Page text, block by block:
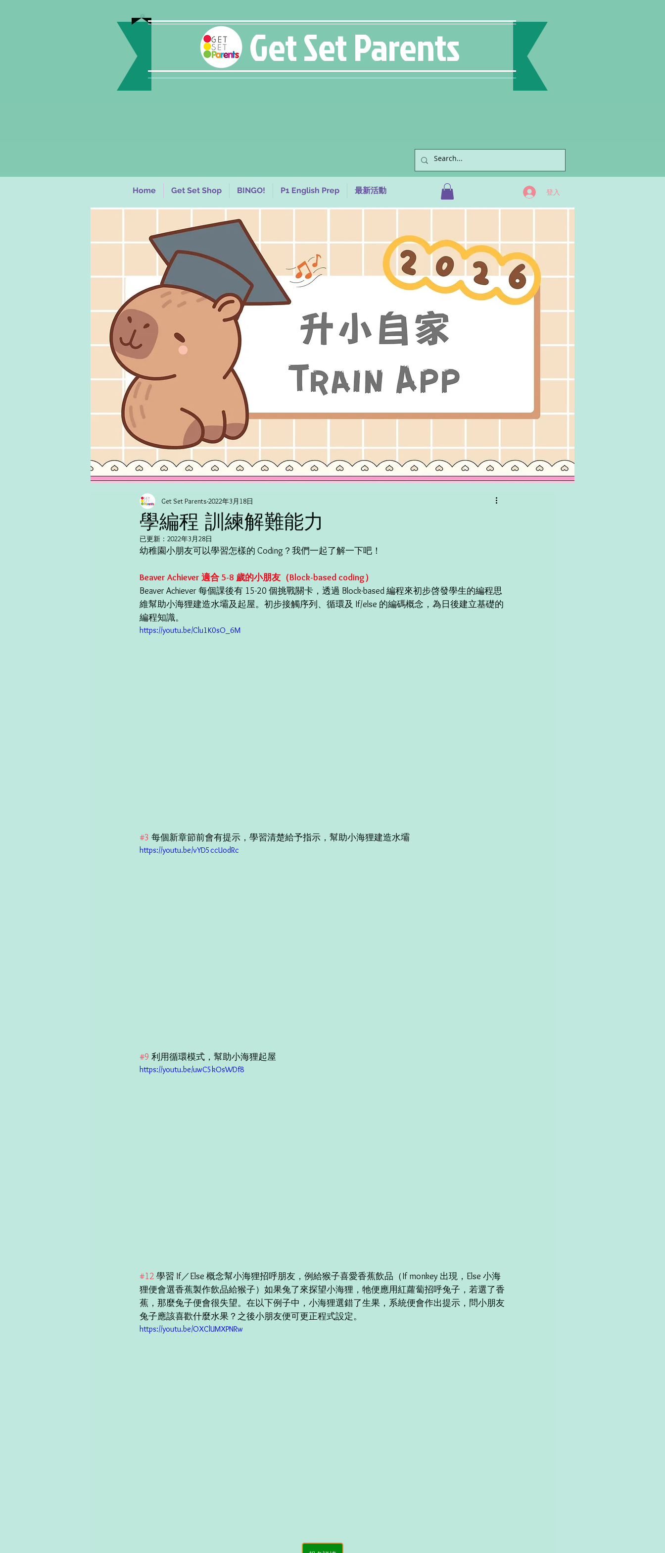
Get Set Parents
Home Get Set Shop BINGO! P1 English Prep 最新活動 登入
學編程 訓練解難能力
Get Set Parents 2022年3月18日
已更新： 2022年3月28日
幼稚園小朋友可以學習怎樣的 Coding？我們一起了解一下吧！
Beaver Achiever 適合 5-8 歲的小朋友（Block-based coding）
Beaver Achiever 每個課後有 15-20 個挑戰關卡，透過 Block-based 編程來初步啓發學生的編程思
維幫助小海狸建造水壩及起屋。初步接觸序列、循環及 If/else 的編碼概念，為日後建立基礎的
編程知識。
https://youtu.be/Clu1K0sO_6M
#3 每個新章節前會有提示，學習清楚給予指示，幫助小海狸建造水壩
https://youtu.be/vYD5ccUodRc
#9 利用循環模式，幫助小海狸起屋
https://youtu.be/uwC5kOsWDf8
#12 學習 If／Else 概念幫小海狸招呼朋友，例給猴子喜愛香蕉飲品（If monkey 出現，Else 小海
狸便會選香蕉製作飲品給猴子）如果兔了來探望小海狸，牠便應用紅蘿蔔招呼兔子，若選了香
蕉，那麼兔子便會很失望。在以下例子中，小海狸選錯了生果，系統便會作出提示，問小朋友
兔子應該喜歡什麼水果？之後小朋友便可更正程式設定。
https://youtu.be/OXClUMXPNRw